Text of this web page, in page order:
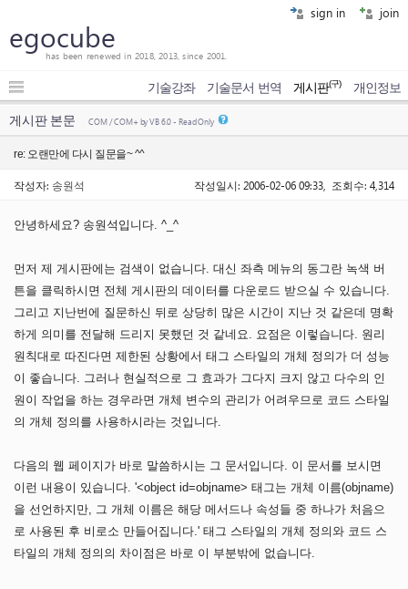
sign in join
egocube
has been renewed in 2018, 2013, since 2001.
기술강좌 기술문서 번역 게시판(구) 개인정보
게시판 본문 COM / COM+ by VB 6.0 - Read Only
re: 오랜만에 다시 질문을~ ^^
작성자: 송원석 작성일시: 2006-02-06 09:33, 조회수: 4,314
안녕하세요? 송원석입니다. ^_^
먼저 제 게시판에는 검색이 없습니다. 대신 좌측 메뉴의 동그란 녹색 버
튼을 클릭하시면 전체 게시판의 데이터를 다운로드 받으실 수 있습니다.
그리고 지난번에 질문하신 뒤로 상당히 많은 시간이 지난 것 같은데 명확
하게 의미를 전달해 드리지 못했던 것 같네요. 요점은 이렇습니다. 원리
원칙대로 따진다면 제한된 상황에서 태그 스타일의 개체 정의가 더 성능
이 좋습니다. 그러나 현실적으로 그 효과가 그다지 크지 않고 다수의 인
원이 작업을 하는 경우라면 개체 변수의 관리가 어려우므로 코드 스타일
의 개체 정의를 사용하시라는 것입니다.
다음의 웹 페이지가 바로 말씀하시는 그 문서입니다. 이 문서를 보시면
이런 내용이 있습니다. '<object id=objname> 태그는 개체 이름(objname)
을 선언하지만, 그 개체 이름은 해당 메서드나 속성들 중 하나가 처음으
로 사용된 후 비로소 만들어집니다.' 태그 스타일의 개체 정의와 코드 스
타일의 개체 정의의 차이점은 바로 이 부분밖에 없습니다.